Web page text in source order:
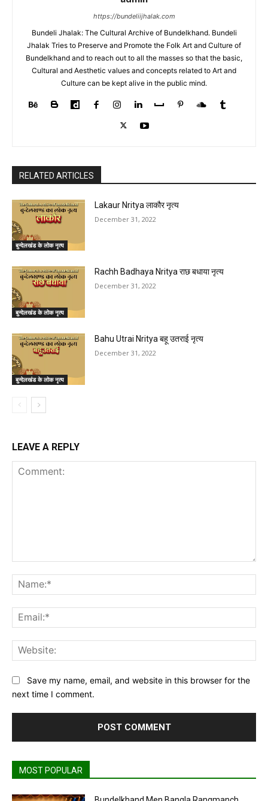
https://bundeliijhalak.com
Bundeli Jhalak: The Cultural Archive of Bundelkhand. Bundeli
Jhalak Tries to Preserve and Promote the Folk Art and Culture of
Bundelkhand and to reach out to all the masses so that the basic,
Cultural and Aesthetic values and concepts related to Art and
Culture can be kept alive in the public mind.
RELATED ARTICLES
बुन्देलखंड के लोक नृत्य
Lakaur Nritya लाकौर नृत्य
December 31, 2022
बुन्देलखंड के लोक नृत्य
Rachh Badhaya Nritya राछ बधाया नृत्य
December 31, 2022
बुन्देलखंड के लोक नृत्य
Bahu Utrai Nritya बहू उतराई नृत्य
December 31, 2022
LEAVE A REPLY
Save my name, email, and website in this browser for the
next time I comment.
MOST POPULAR